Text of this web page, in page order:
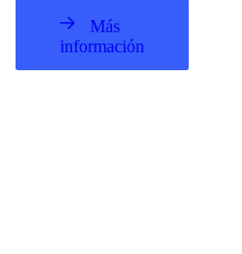
Más
información